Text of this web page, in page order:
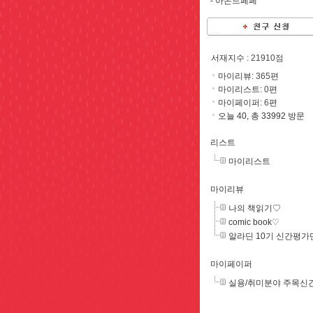
서재지수 : 21910점
마이리뷰: 365편
마이리스트: 0편
마이페이퍼: 6편
오늘 40, 총 33992 방문
리스트
마이리스트
마이리뷰
나의 책읽기♡
comic book♡
알라딘 10기 신간평가
마이페이퍼
실용/취미분야 주목신